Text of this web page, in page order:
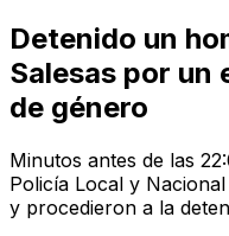
Detenido un
Salesas por un
de género
Minutos antes de las
Policía Local y
y procedieron a la